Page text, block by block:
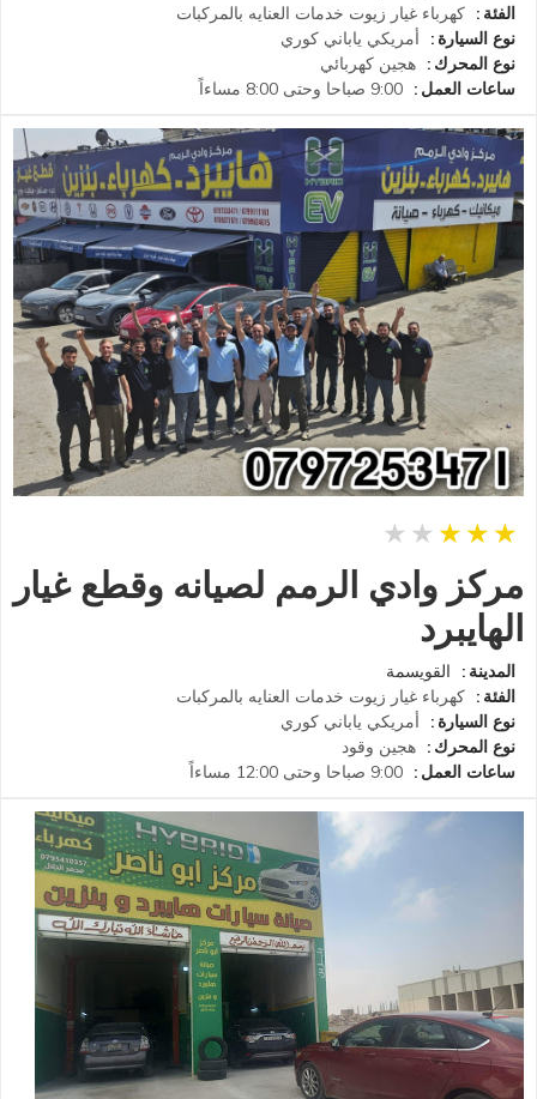
الفئة
كهرباء غيار زيوت خدمات العنايه بالمركبات
نوع السيارة
أمريكي ياباني كوري
نوع المحرك
هجين كهربائي
ساعات العمل
9:00 صباحا وحتى 8:00 مساءاً
مركز وادي الرمم لصيانه وقطع غيار
الهايبرد
المدينة
القويسمة
الفئة
كهرباء غيار زيوت خدمات العنايه بالمركبات
نوع السيارة
أمريكي ياباني كوري
نوع المحرك
هجين وقود
ساعات العمل
9:00 صباحا وحتى 12:00 مساءاً